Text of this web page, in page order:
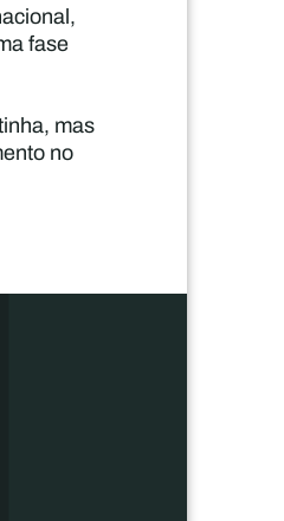
fase
mas
no